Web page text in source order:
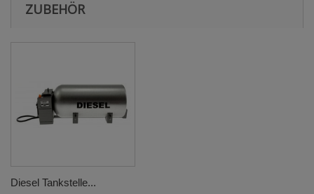
ZUBEHÖR
Diesel Tankstelle...